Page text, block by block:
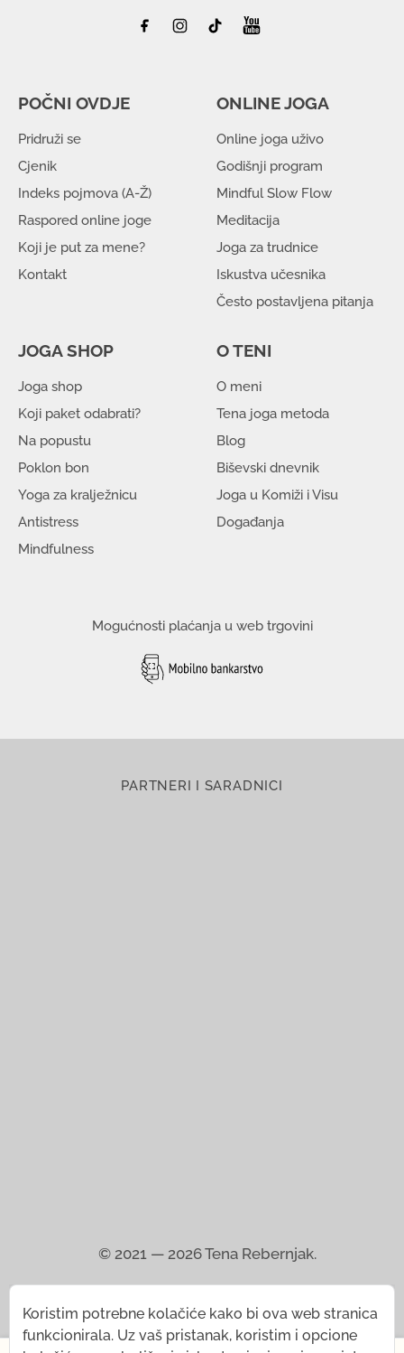
POČNI OVDJE
Pridruži se
Cjenik
Indeks pojmova (A-Ž)
Raspored online joge
Koji je put za mene?
Kontakt
ONLINE JOGA
Online joga uživo
Godišnji program
Mindful Slow Flow
Meditacija
Joga za trudnice
Iskustva učesnika
Često postavljena pitanja
JOGA SHOP
Joga shop
Koji paket odabrati?
Na popustu
Poklon bon
Yoga za kralježnicu
Antistress
Mindfulness
O TENI
O meni
Tena joga metoda
Blog
Biševski dnevnik
Joga u Komiži i Visu
Događanja
Mogućnosti plaćanja u web trgovini
PARTNERI I SARADNICI
© 2021 — 2026Tena Rebernjak.
Programirao od Stjepan Tafra.
Koristim potrebne kolačiće kako bi ova web stranica
funkcionirala. Uz vaš pristanak, koristim i opcione